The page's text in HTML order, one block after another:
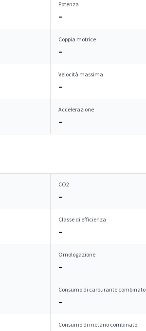
Potenza
–
Coppia motrice
–
Velocità massima
–
Accelerazione
–
CO2
–
Classe di efficienza
–
Omologazione
–
Consumo di carburante combinato
–
Consumo di metano combinato